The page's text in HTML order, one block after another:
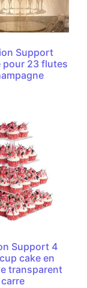
Support
pour 23 flutes
Support 4
cake en
transparent
carre